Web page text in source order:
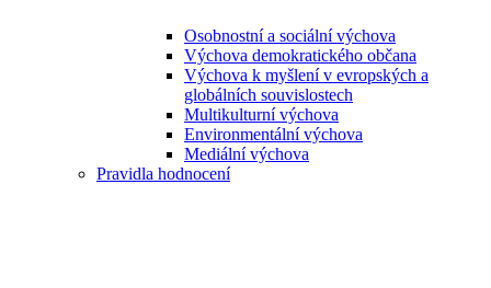
Osobnostní a sociální výchova
Výchova demokratického občana
Výchova k myšlení v evropských a
globálních souvislostech
Multikulturní výchova
Environmentální výchova
Mediální výchova
Pravidla hodnocení